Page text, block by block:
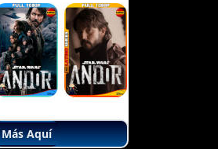
Más Aquí